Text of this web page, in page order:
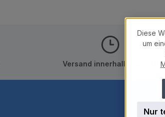
Versand innerhalb von 24h
Diese
um
Nur